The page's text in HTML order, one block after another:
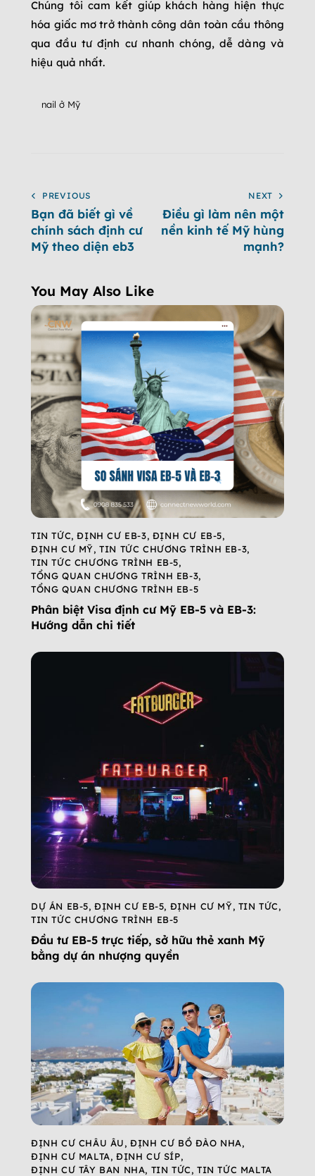
Chúng tôi cam kết giúp khách hàng hiện thực
hóa giấc mơ trở thành công dân toàn cầu thông
qua đầu tư định cư nhanh chóng, dễ dàng và
hiệu quả nhất.
nail ở Mỹ
PREVIOUS
Bạn đã biết gì về
chính sách định cư
Mỹ theo diện eb3
NEXT
Điều gì làm nên một
nền kinh tế Mỹ hùng
mạnh?
You May Also Like
TIN TỨC,ĐỊNH CƯ EB-3, ĐỊNH CƯ EB-5,
ĐỊNH CƯ MỸ,TIN TỨC CHƯƠNG TRÌNH EB-3,
TIN TỨC CHƯƠNG TRÌNH EB-5,
TỔNG QUAN CHƯƠNG TRÌNH EB-3,
TỔNG QUAN CHƯƠNG TRÌNH EB-5
Phân biệt Visa định cư Mỹ EB-5 và EB-3:
Hướng dẫn chi tiết
DỰ ÁN EB-5,ĐỊNH CƯ EB-5, ĐỊNH CƯ MỸ, TIN TỨC,
TIN TỨC CHƯƠNG TRÌNH EB-5
Đầu tư EB-5 trực tiếp, sở hữu thẻ xanh Mỹ
bằng dự án nhượng quyền
ĐỊNH CƯ CHÂU ÂU,ĐỊNH CƯ BỒ ĐÀO NHA,
ĐỊNH CƯ MALTA,ĐỊNH CƯ SÍP,
ĐỊNH CƯ TÂY BAN NHA, TIN TỨC,TIN TỨC MALTA